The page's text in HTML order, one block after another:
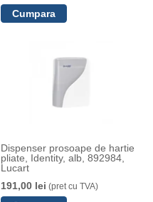
Dispenser prosoape de hartie
pliate, Identity, alb, 892984,
Lucart
191,00 lei (pret cu TVA)